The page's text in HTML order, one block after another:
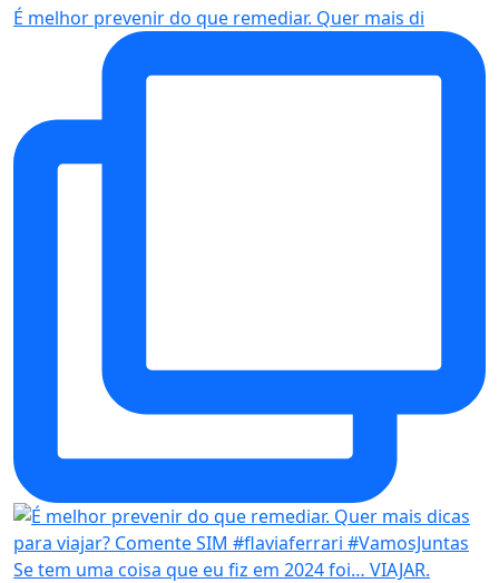
É melhor prevenir do que remediar. Quer mais di
Se tem uma coisa que eu fiz em 2024 foi… VIAJAR.